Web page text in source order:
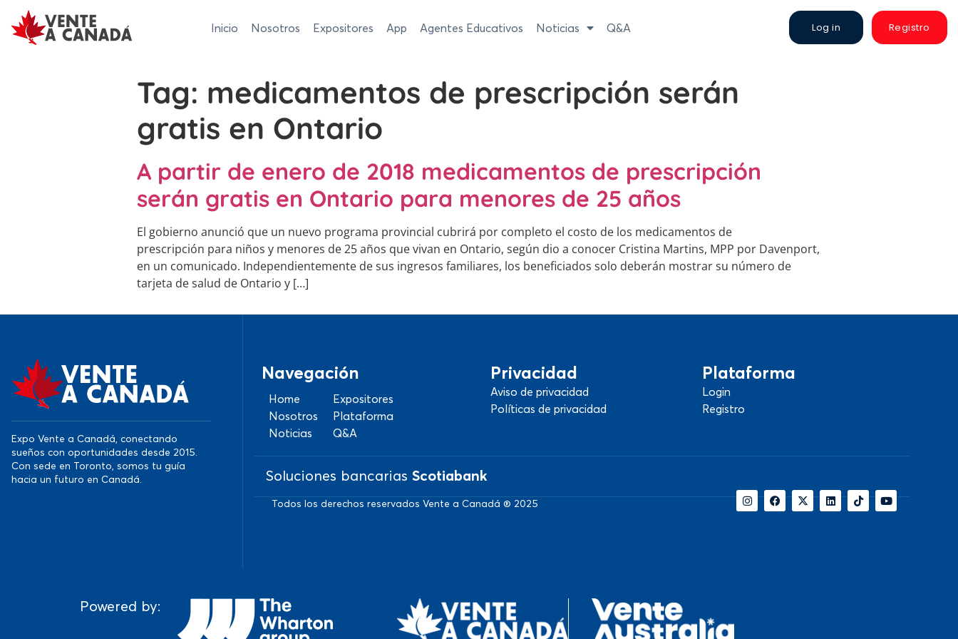
Inicio Nosotros Expositores App Agentes Educativos Noticias Q&A Log in Registro
Tag: medicamentos de prescripción serán
gratis en Ontario
A partir de enero de 2018 medicamentos de prescripción
serán gratis en Ontario para menores de 25 años
El gobierno anunció que un nuevo programa provincial cubrirá por completo el costo de los medicamentos de
prescripción para niños y menores de 25 años que vivan en Ontario, según dio a conocer Cristina Martins, MPP por Davenport,
en un comunicado. Independientemente de sus ingresos familiares, los beneficiados solo deberán mostrar su número de
tarjeta de salud de Ontario y […]
Expo Vente a Canadá, conectando
sueños con oportunidades desde 2015.
Con sede en Toronto, somos tu guía
hacia un futuro en Canadá.
Navegación
Home
Nosotros
Noticias
Expositores
Plataforma
Q&A
Privacidad
Aviso de privacidad
Políticas de privacidad
Plataforma
Login
Registro
Soluciones bancarias Scotiabank
Todos los derechos reservados Vente a Canadá ® 2025
Powered by: